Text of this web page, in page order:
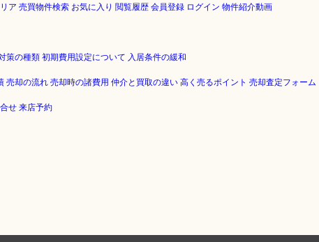
ア 売買物件検索 お気に入り 閲覧履歴 会員登録 ログイン 物件紹介動画
策の種類 初期費用設定について 入居条件の緩和
売却の流れ 売却時の諸費用 仲介と買取の違い 高く売るポイント 売却査定フォーム
せ 来店予約